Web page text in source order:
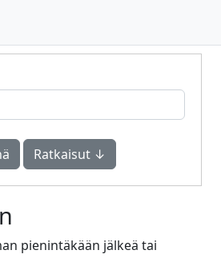
Ratkaisut ↓
pienintäkään jälkeä tai